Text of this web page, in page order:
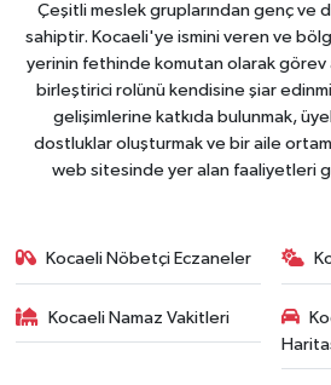
Çeşitli meslek gruplarından genç ve
sahiptir. Kocaeli'ye ismini veren ve
yerinin fethinde komutan olarak görev
birleştirici rolünü kendisine şiar
gelişimlerine katkıda bulunmak,
dostluklar oluşturmak ve bir aile
web sitesinde yer alan faaliyetleri
Kocaeli Nöbetçi Eczaneler
Kocaeli Namaz Vakitleri